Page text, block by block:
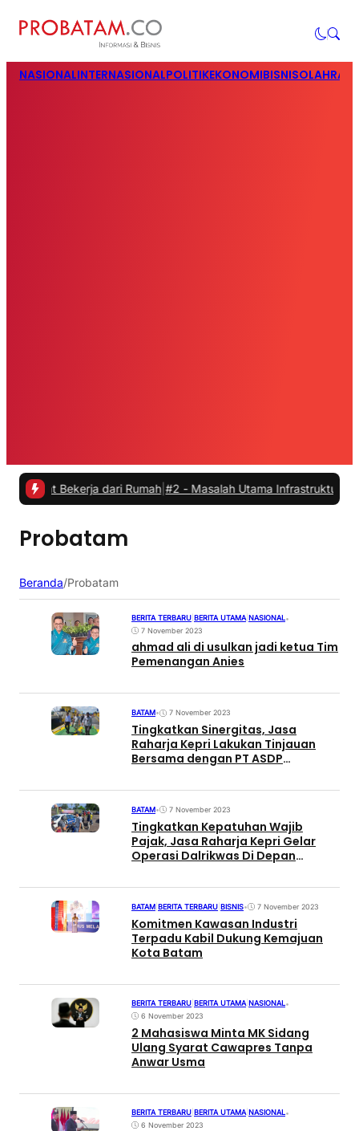
NASIONALINTERNASIONALPOLITIKEKONOMIBISNIS
Bekerja dari Rumah| #2 -Masalah Utama Infrastruktur
Probatam
Beranda/Probatam
BERITA TERBARU BERITA UTAMA NASIONAL•
7 November 2023
ahmad ali di usulkan jadi ketua Tim
Pemenangan Anies
BATAM• 7 November 2023
Tingkatkan Sinergitas, Jasa
Raharja Kepri Lakukan Tinjauan
Bersama dengan PT ASDP
BATAM• 7 November 2023
Tingkatkan Kepatuhan Wajib
Pajak, Jasa Raharja Kepri Gelar
Operasi Dalrikwas Di Depan
BATAM BERITA TERBARU BISNIS• 7 November 2023
Komitmen Kawasan Industri
Terpadu Kabil Dukung Kemajuan
Kota Batam
BERITA TERBARU BERITA UTAMA|NASIONAL•
6 November 2023
2 Mahasiswa Minta MK Sidang
Ulang Syarat Cawapres Tanpa
Anwar Usma
BERITA TERBARU BERITA UTAMA NASIONAL•
6 November 2023